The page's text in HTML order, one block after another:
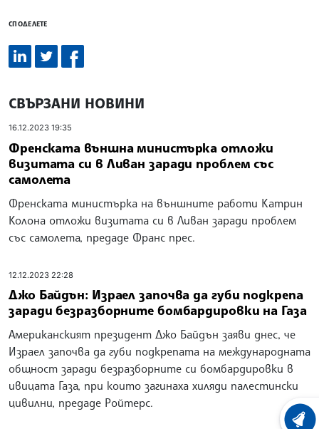
СПОДЕЛЕТЕ
СВЪРЗАНИ НОВИНИ
16.12.2023 19:35
Френската външна министърка отложи
визитата си в Ливан заради проблем със
самолета
Френската министърка на външните работи Катрин
Колона отложи визитата си в Ливан заради проблем
със самолета, предаде Франс прес.
12.12.2023 22:28
Джо Байдън: Израел започва да губи подкрепа
заради безразборните бомбардировки на Газа
Американският президент Джо Байдън заяви днес, че
Израел започва да губи подкрепата на международната
общност заради безразборните си бомбардировки в
ивицата Газа, при които загинаха хиляди палестински
цивилни, предаде Ройтерс.